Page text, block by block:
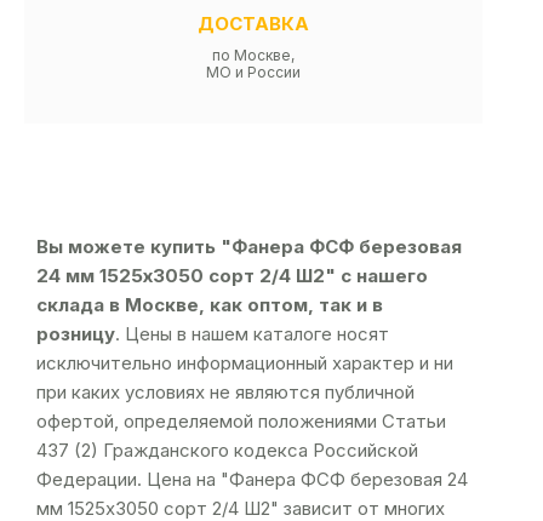
ДОСТАВКА
по Москве,
МО и России
Вы можете купить "Фанера ФСФ березовая
24 мм 1525х3050 сорт 2/4 Ш2" с нашего
склада в Москве, как оптом, так и в
розницу. Цены в нашем каталоге носят
исключительно информационный характер и ни
при каких условиях не являются публичной
офертой, определяемой положениями Статьи
437 (2) Гражданского кодекса Российской
Федерации. Цена на "Фанера ФСФ березовая 24
мм 1525х3050 сорт 2/4 Ш2" зависит от многих